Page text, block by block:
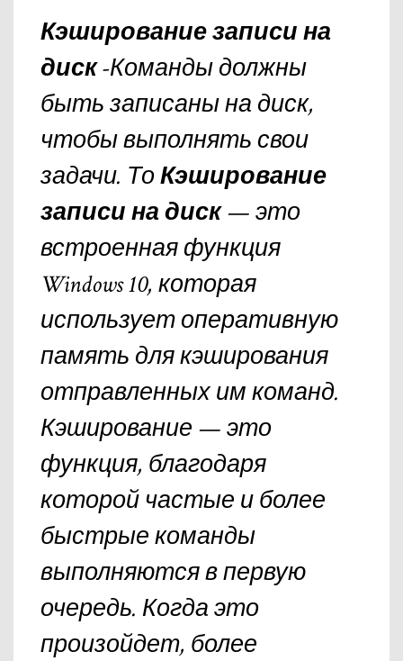
Кэширование записи на
диск-Команды должны
быть записаны на диск,
чтобы выполнять свои
задачи. ТоКэширование
записи на диск— это
встроенная функция
Windows 10, которая
использует оперативную
память для кэширования
отправленных им команд.
Кэширование — это
функция, благодаря
которой частые и более
быстрые команды
выполняются в первую
очередь. Когда это
произойдет, более